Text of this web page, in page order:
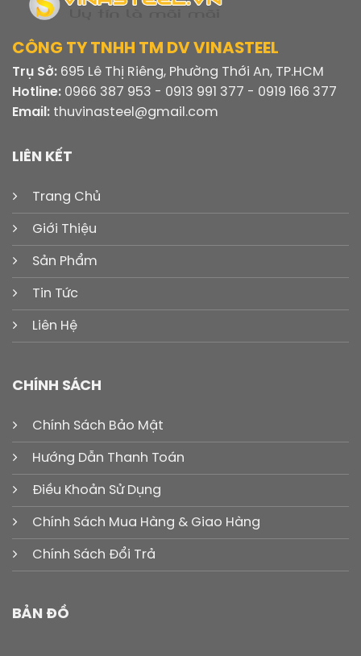
CÔNG TY TNHH TM DV VINASTEEL
Trụ Sở: 695 Lê Thị Riêng, Phường Thới An, TP.HCM
Hotline: 0966 387 953 - 0913 991 377 - 0919 166 377
Email: thuvinasteel@gmail.com
LIÊN KẾT
Trang Chủ
Giới Thiệu
Sản Phẩm
Tin Tức
Liên Hệ
CHÍNH SÁCH
Chính Sách Bảo Mật
Hướng Dẫn Thanh Toán
Điều Khoản Sử Dụng
Chính Sách Mua Hàng & Giao Hàng
Chính Sách Đổi Trả
BẢN ĐỒ